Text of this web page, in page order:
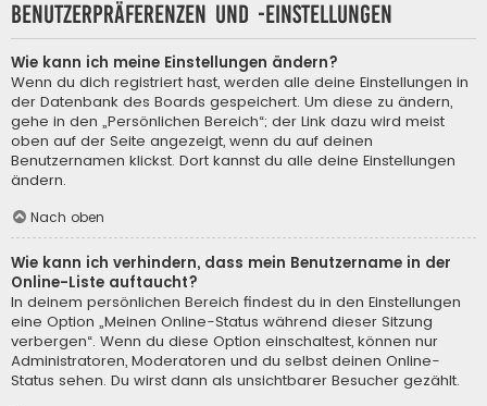
Benutzerpräferenzen und -einstellungen
Wie kann ich meine Einstellungen ändern?
Wenn du dich registriert hast, werden alle deine Einstellungen in
der Datenbank des Boards gespeichert. Um diese zu ändern,
gehe in den „Persönlichen Bereich“; der Link dazu wird meist
oben auf der Seite angezeigt, wenn du auf deinen
Benutzernamen klickst. Dort kannst du alle deine Einstellungen
ändern.
Nach oben
Wie kann ich verhindern, dass mein Benutzername in der
Online-Liste auftaucht?
In deinem persönlichen Bereich findest du in den Einstellungen
eine Option „Meinen Online-Status während dieser Sitzung
verbergen“. Wenn du diese Option einschaltest, können nur
Administratoren, Moderatoren und du selbst deinen Online-
Status sehen. Du wirst dann als unsichtbarer Besucher gezählt.